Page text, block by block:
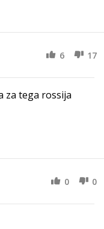
6 17
za tega rossija
0 0